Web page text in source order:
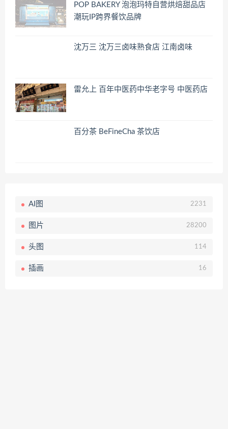
POP BAKERY 泡泡玛特自营烘焙甜品店
潮玩IP跨界餐饮品牌
沈万三 沈万三卤味熟食店 江南卤味
雷允上 百年中医药中华老字号 中医药店
百分茶 BeFineCha 茶饮店
AI图 2231
图片 28200
头图 114
插画 16